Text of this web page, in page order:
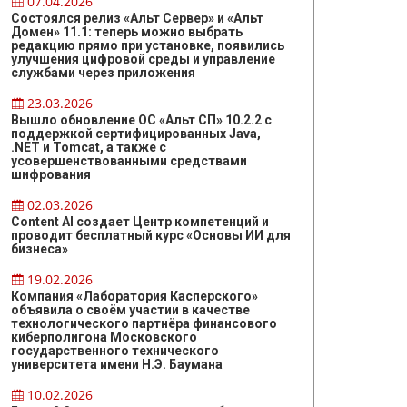
Состоялся релиз «Альт Сервер» и «Альт
Домен» 11.1: теперь можно выбрать
редакцию прямо при установке, появились
улучшения цифровой среды и управление
службами через приложения
23.03.2026
Вышло обновление ОС «Альт СП» 10.2.2 с
поддержкой сертифицированных Java,
.NET и Tomcat, а также с
усовершенствованными средствами
шифрования
02.03.2026
Content AI создает Центр компетенций и
проводит бесплатный курс «Основы ИИ для
бизнеса»
19.02.2026
Компания «Лаборатория Касперского»
объявила о своём участии в качестве
технологического партнёра финансового
киберполигона Московского
государственного технического
университета имени Н.Э. Баумана
10.02.2026